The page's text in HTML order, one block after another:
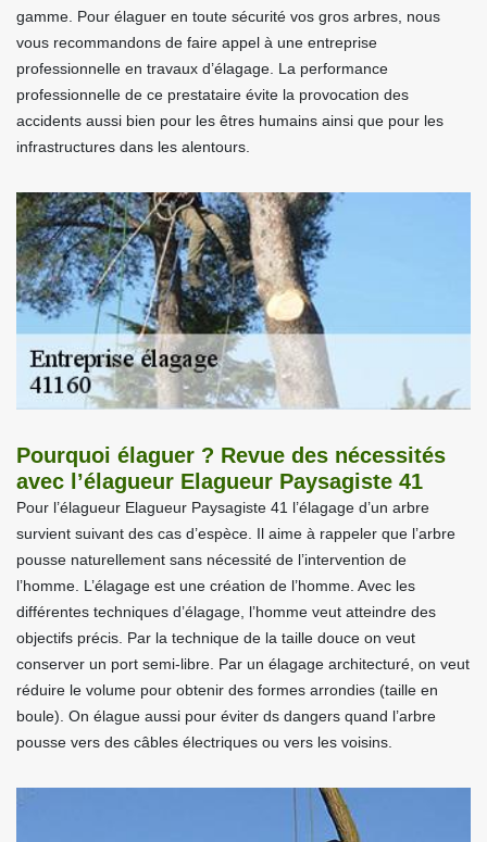
gamme. Pour élaguer en toute sécurité vos gros arbres, nous
vous recommandons de faire appel à une entreprise
professionnelle en travaux d’élagage. La performance
professionnelle de ce prestataire évite la provocation des
accidents aussi bien pour les êtres humains ainsi que pour les
infrastructures dans les alentours.
Pourquoi élaguer ? Revue des nécessités
avec l’élagueur Elagueur Paysagiste 41
Pour l’élagueur Elagueur Paysagiste 41 l’élagage d’un arbre
survient suivant des cas d’espèce. Il aime à rappeler que l’arbre
pousse naturellement sans nécessité de l’intervention de
l’homme. L’élagage est une création de l’homme. Avec les
différentes techniques d’élagage, l’homme veut atteindre des
objectifs précis. Par la technique de la taille douce on veut
conserver un port semi-libre. Par un élagage architecturé, on veut
réduire le volume pour obtenir des formes arrondies (taille en
boule). On élague aussi pour éviter ds dangers quand l’arbre
pousse vers des câbles électriques ou vers les voisins.